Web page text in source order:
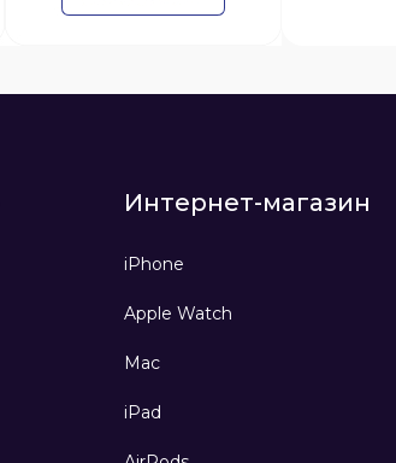
Интернет-магазин
iPhone
Apple Watch
Mac
iPad